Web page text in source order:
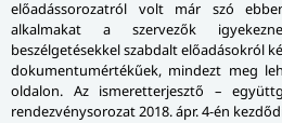
elő­adás­so­ro­zat­ról volt már szó
alkalmakat a szervezők
beszélgetésekkel szabdalt előadásokról
dokumentumértékűek, mindezt meg
oldalon. Az ismeretterjesztő –
rendez­vény­soro­zat 2018. ápr. 4-én